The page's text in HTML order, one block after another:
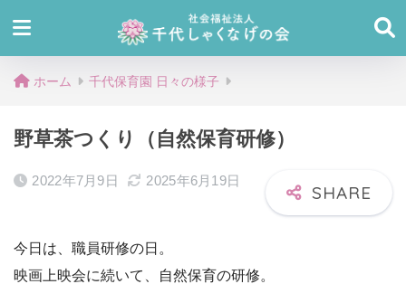
ホーム 千代保育園 日々の様子
野草茶つくり（自然保育研修）
2022年7月9日 2025年6月19日
今日は、職員研修の日。
映画上映会に続いて、自然保育の研修。